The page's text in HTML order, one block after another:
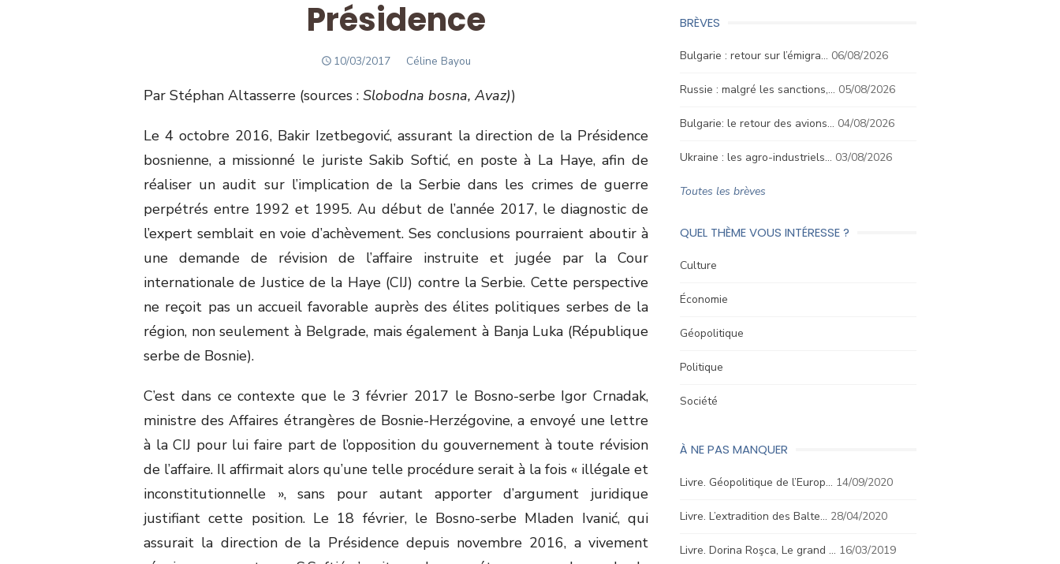
Présidence
POSTED
10/03/2017 Author
Céline Bayou
Par Stéphan Altasserre (sources : Slobodna bosna, Avaz))
Le 4 octobre 2016, Bakir Izetbegović, assurant la direction de la Présidence
bosnienne, a missionné le juriste Sakib Softić, en poste à La Haye, afin de
réaliser un audit sur l’implication de la Serbie dans les crimes de guerre
perpétrés entre 1992 et 1995. Au début de l’année 2017, le diagnostic de
l’expert semblait en voie d’achèvement. Ses conclusions pourraient aboutir à
une demande de révision de l’affaire instruite et jugée par la Cour
internationale de Justice de la Haye (CIJ) contre la Serbie. Cette perspective
ne reçoit pas un accueil favorable auprès des élites politiques serbes de la
région, non seulement à Belgrade, mais également à Banja Luka (République
serbe de Bosnie).
C’est dans ce contexte que le 3 février 2017 le Bosno-serbe Igor Crnadak,
ministre des Affaires étrangères de Bosnie-Herzégovine, a envoyé une lettre
à la CIJ pour lui faire part de l’opposition du gouvernement à toute révision
de l’affaire. Il affirmait alors qu’une telle procédure serait à la fois « illégale et
inconstitutionnelle », sans pour autant apporter d’argument juridique
justifiant cette position. Le 18 février, le Bosno-serbe Mladen Ivanić, qui
assurait la direction de la Présidence depuis novembre 2016, a vivement
BRÈVES
Bulgarie : retour sur l’émigra… 06/08/2026
Russie : malgré les sanctions,… 05/08/2026
Bulgarie: le retour des avions… 04/08/2026
Ukraine : les agro-industriels… 03/08/2026
Toutes les brèves
QUEL THÈME VOUS INTÉRESSE ?
Culture
Économie
Géopolitique
Politique
Société
À NE PAS MANQUER
Livre. Géopolitique de l’Europ… 14/09/2020
Livre. L’extradition des Balte… 28/04/2020
Livre. Dorina Roşca, Le grand … 16/03/2019